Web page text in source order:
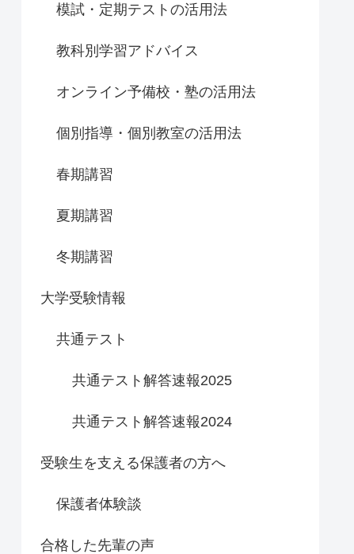
模試・定期テストの活用法
教科別学習アドバイス
オンライン予備校・塾の活用法
個別指導・個別教室の活用法
春期講習
夏期講習
冬期講習
大学受験情報
共通テスト
共通テスト解答速報2025
共通テスト解答速報2024
受験生を支える保護者の方へ
保護者体験談
合格した先輩の声